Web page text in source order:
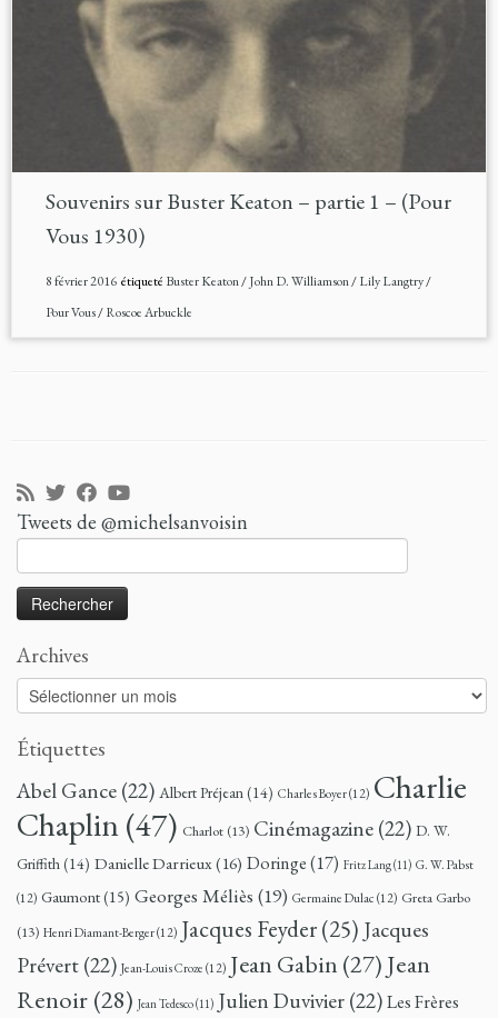
Souvenirs sur Buster Keaton – partie 1 – (Pour
Vous 1930)
8 février 2016étiqueté Buster Keaton/John D. Williamson/Lily Langtry/
Pour Vous/Roscoe Arbuckle
Tweets de @michelsanvoisin
Archives
Archives
Étiquettes
Abel Gance(22) Albert Préjean(14) Charles Boyer(12) Charlie
Chaplin(47) Charlot (13) Cinémagazine(22) D. W.
Griffith(14) Danielle Darrieux(16) Doringe(17) Fritz Lang(11) G. W. Pabst
(12) Gaumont(15) Georges Méliès (19) Germaine Dulac (12) Greta Garbo
(13) Henri Diamant-Berger(12) Jacques Feyder(25) Jacques
Prévert(22) Jean-Louis Croze (12) Jean Gabin (27) Jean
Renoir (28) Jean Tedesco(11) Julien Duvivier(22)Les Frères